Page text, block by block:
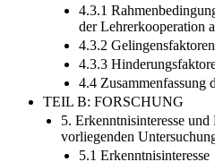
4.3.1
der Lehrerkooperation
4.3.2
4.3.3
4.4 Zusammenfassung
TEIL B: FORSCHUNG
5. Erkenntnisinteresse
vorliegenden
5.1 Erkenntnisinteresse